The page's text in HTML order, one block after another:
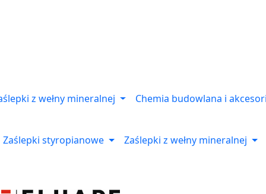
z wełny mineralnej Chemia budowlana i
Zaślepki styropianowe Zaślepki z wełny mineralnej